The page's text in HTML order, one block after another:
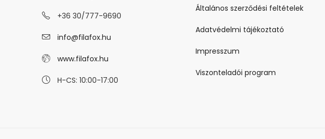
+36 30/777-9690
info@filafox.hu
www.filafox.hu
H-CS: 10:00-17:00
Általános szerződési feltételek
Adatvédelmi tájékoztató
Impresszum
Viszonteladói program